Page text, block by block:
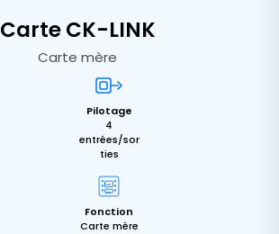
Carte CK-LINK
Carte mère
Pilotage
4
entrées/sor
ties
Fonction
Carte mère